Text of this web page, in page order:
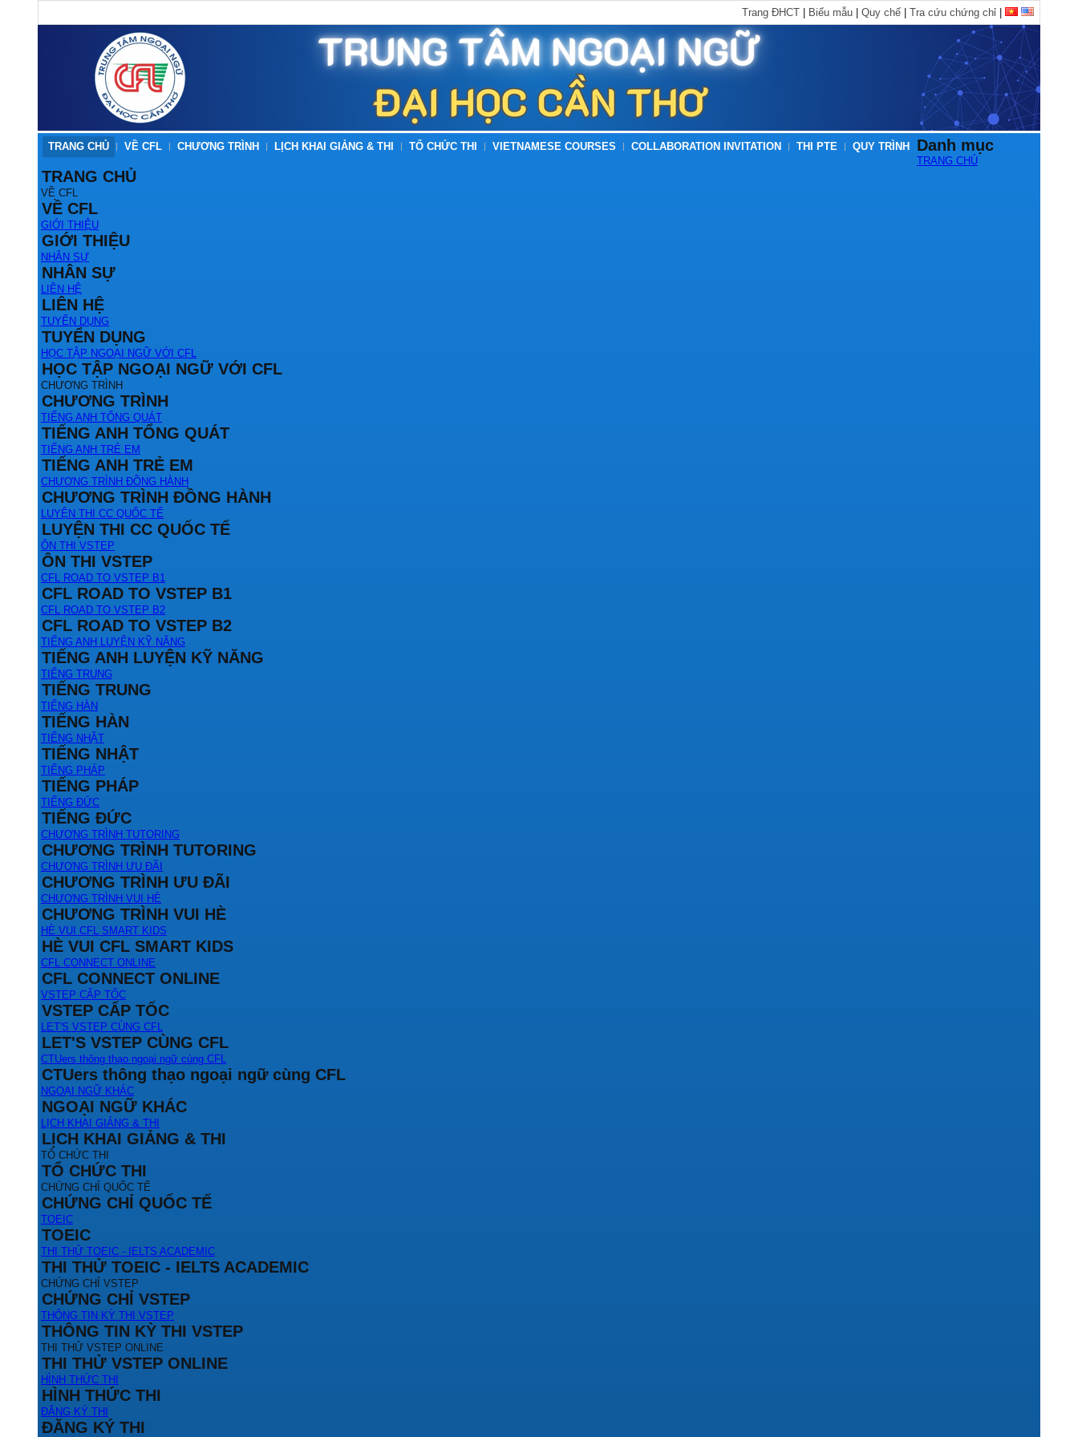
Trang ĐHCT Biểu mẫu Quy chế Tra cứu chứng chỉ
TRANG CHỦ VỀ CFL CHƯƠNG TRÌNH LỊCH KHAI GIẢNG & THI TỔ CHỨC THI VIETNAMESE COURSES COLLABORATION INVITATION THI PTE QUY TRÌNH Danh mục
TRANG CHỦ
TRANG CHỦ
VỀ CFL
VỀ CFL
GIỚI THIỆU
GIỚI THIỆU
NHÂN SỰ
NHÂN SỰ
LIÊN HỆ
LIÊN HỆ
TUYỂN DỤNG
TUYỂN DỤNG
HỌC TẬP NGOẠI NGỮ VỚI CFL
HỌC TẬP NGOẠI NGỮ VỚI CFL
CHƯƠNG TRÌNH
CHƯƠNG TRÌNH
TIẾNG ANH TỔNG QUÁT
TIẾNG ANH TỔNG QUÁT
TIẾNG ANH TRẺ EM
TIẾNG ANH TRẺ EM
CHƯƠNG TRÌNH ĐỒNG HÀNH
CHƯƠNG TRÌNH ĐỒNG HÀNH
LUYỆN THI CC QUỐC TẾ
LUYỆN THI CC QUỐC TẾ
ÔN THI VSTEP
ÔN THI VSTEP
CFL ROAD TO VSTEP B1
CFL ROAD TO VSTEP B1
CFL ROAD TO VSTEP B2
CFL ROAD TO VSTEP B2
TIẾNG ANH LUYỆN KỸ NĂNG
TIẾNG ANH LUYỆN KỸ NĂNG
TIẾNG TRUNG
TIẾNG TRUNG
TIẾNG HÀN
TIẾNG HÀN
TIẾNG NHẬT
TIẾNG NHẬT
TIẾNG PHÁP
TIẾNG PHÁP
TIẾNG ĐỨC
TIẾNG ĐỨC
CHƯƠNG TRÌNH TUTORING
CHƯƠNG TRÌNH TUTORING
CHƯƠNG TRÌNH ƯU ĐÃI
CHƯƠNG TRÌNH ƯU ĐÃI
CHƯƠNG TRÌNH VUI HÈ
CHƯƠNG TRÌNH VUI HÈ
HÈ VUI CFL SMART KIDS
HÈ VUI CFL SMART KIDS
CFL CONNECT ONLINE
CFL CONNECT ONLINE
VSTEP CẤP TỐC
VSTEP CẤP TỐC
LET'S VSTEP CÙNG CFL
LET'S VSTEP CÙNG CFL
CTUers thông thạo ngoại ngữ cùng CFL
CTUers thông thạo ngoại ngữ cùng CFL
NGOẠI NGỮ KHÁC
NGOẠI NGỮ KHÁC
LỊCH KHAI GIẢNG & THI
LỊCH KHAI GIẢNG & THI
TỔ CHỨC THI
TỔ CHỨC THI
CHỨNG CHỈ QUỐC TẾ
CHỨNG CHỈ QUỐC TẾ
TOEIC
TOEIC
THI THỬ TOEIC - IELTS ACADEMIC
THI THỬ TOEIC - IELTS ACADEMIC
CHỨNG CHỈ VSTEP
CHỨNG CHỈ VSTEP
THÔNG TIN KỲ THI VSTEP
THÔNG TIN KỲ THI VSTEP
THI THỬ VSTEP ONLINE
THI THỬ VSTEP ONLINE
HÌNH THỨC THI
HÌNH THỨC THI
ĐĂNG KÝ THI
ĐĂNG KÝ THI